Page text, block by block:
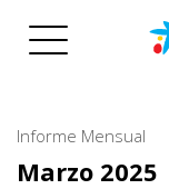
Informe Mensual
Marzo 2025